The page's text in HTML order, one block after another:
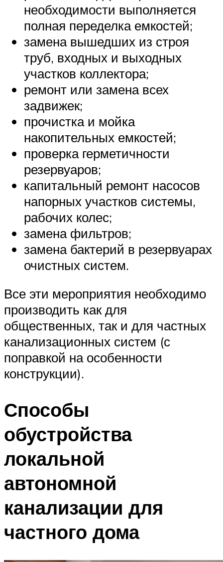
необходимости выполняется
полная переделка емкостей;
замена вышедших из строя
труб, входных и выходных
участков коллектора;
ремонт или замена всех
задвижек;
прочистка и мойка
накопительных емкостей;
проверка герметичности
резервуаров;
капитальный ремонт насосов
напорных участков системы,
рабочих колес;
замена фильтров;
замена бактерий в резервуарах
очистных систем.
Все эти мероприятия необходимо
производить как для
общественных, так и для частных
канализационных систем (с
поправкой на особенности
конструкции).
Способы
обустройства
локальной
автономной
канализации для
частного дома